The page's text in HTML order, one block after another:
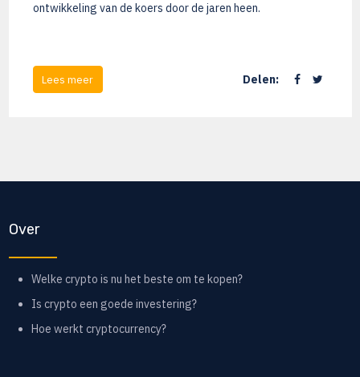
ontwikkeling van de koers door de jaren heen.
Lees meer Delen:
Over
Welke crypto is nu het beste om te kopen?
Is crypto een goede investering?
Hoe werkt cryptocurrency?